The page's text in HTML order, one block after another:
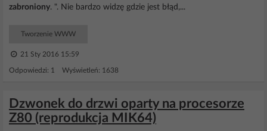
zabroniony. ". Nie bardzo widzę gdzie jest błąd,...
Tworzenie WWW
21 Sty 2016 15:59
Odpowiedzi: 1 Wyświetleń: 1638
Dzwonek do drzwi oparty na procesorze
Z80 (reprodukcja MIK64)